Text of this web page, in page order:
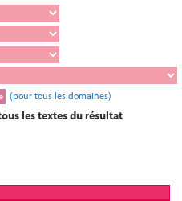
(pour tous les domaines)
les textes du résultat